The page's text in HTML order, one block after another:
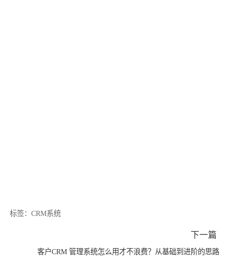
标签：CRM系统
下一篇
客户CRM 管理系统怎么用才不浪费？从基础到进阶的思路